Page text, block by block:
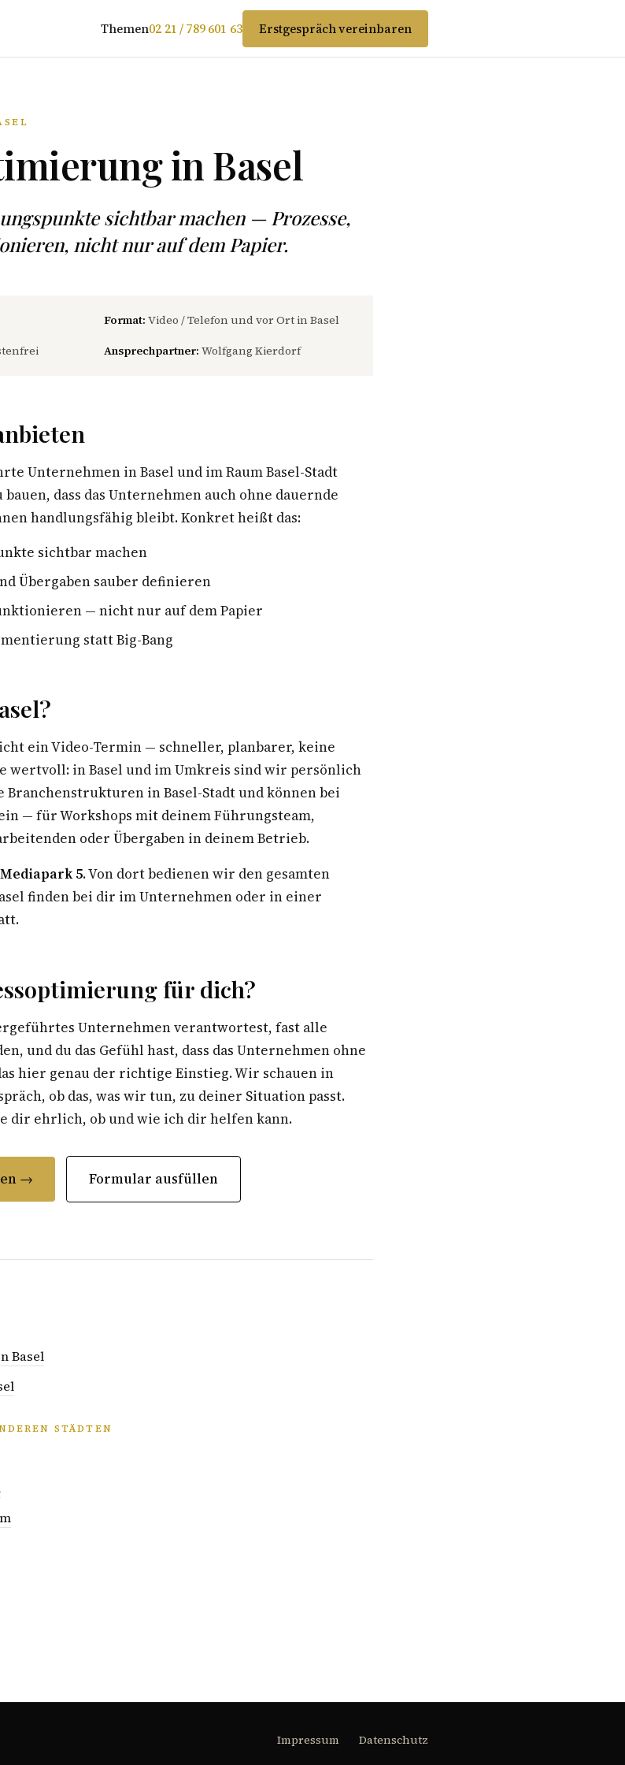
Themen02 21 / 789 601 63 Erstgespräch vereinbaren
in Basel
sichtbar machen — Prozesse,
nicht nur auf dem Papier.
Format: Video / Telefon und vor Ort in Basel
Ansprechpartner: Wolfgang Kierdorf
Unternehmen in Basel und im Raum Basel-Stadt
dass das Unternehmen auch ohne dauernde
handlungsfähig bleibt. Konkret heißt das:
sichtbar machen
Übergaben sauber definieren
— nicht nur auf dem Papier
statt Big-Bang
ein Video-Termin — schneller, planbarer, keine
wertvoll: in Basel und im Umkreis sind wir persönlich
in Basel-Stadt und können bei
— für Workshops mit deinem Führungsteam,
oder Übergaben in deinem Betrieb.
5. Von dort bedienen wir den gesamten
finden bei dir im Unternehmen oder in einer
für dich?
Unternehmen verantwortest, fast alle
und du das Gefühl hast, dass das Unternehmen ohne
hier genau der richtige Einstieg. Wir schauen in
ob das, was wir tun, zu deiner Situation passt.
dir ehrlich, ob und wie ich dir helfen kann.
→ Formular ausfüllen
Basel
STÄDTEN
Impressum Datenschutz